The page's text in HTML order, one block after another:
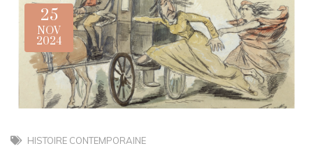
25
NOV
2024
HISTOIRE CONTEMPORAINE